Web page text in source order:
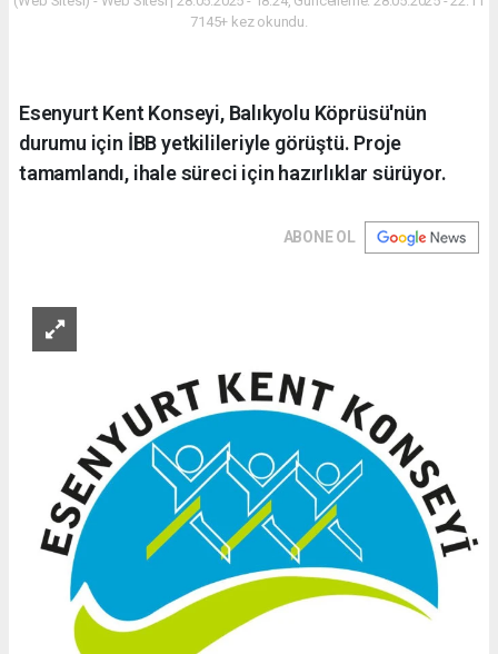
7145+ kez okundu.
Esenyurt Kent Konseyi, Balıkyolu Köprüsü'nün
durumu için İBB yetkilileriyle görüştü. Proje
tamamlandı, ihale süreci için hazırlıklar sürüyor.
ABONE OL